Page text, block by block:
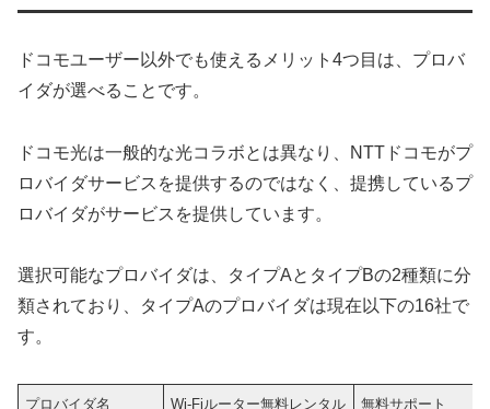
ドコモユーザー以外でも使えるメリット4つ目は、プロバ
イダが選べることです。
ドコモ光は一般的な光コラボとは異なり、NTTドコモがプ
ロバイダサービスを提供するのではなく、提携しているプ
ロバイダがサービスを提供しています。
選択可能なプロバイダは、タイプAとタイプBの2種類に分
類されており、タイプAのプロバイダは現在以下の16社で
す。
プロバイダ名 Wi-Fiルーター無料レンタル 無料サポート